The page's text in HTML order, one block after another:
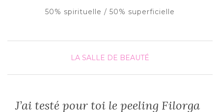
50% spirituelle / 50% superficielle
LA SALLE DE BEAUTÉ
J’ai testé pour toi le peeling Filorga